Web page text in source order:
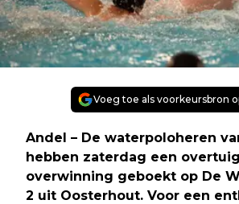
Voeg toe als voorkeursbron
Andel – De waterpoloheren
hebben zaterdag een
overwinning geboekt op De
2 uit Oosterhout. Voor een